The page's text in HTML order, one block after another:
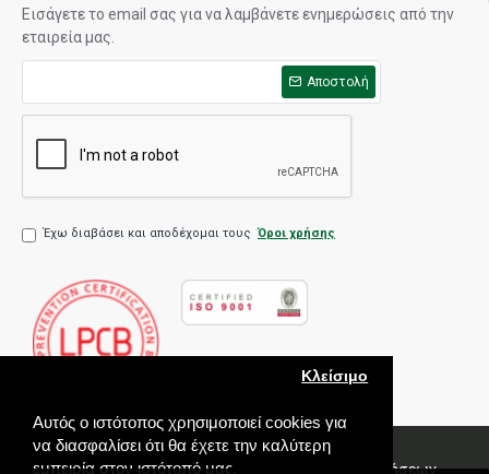
Αυτός ο ιστότοπος χρησιμοποιεί cookies για
να διασφαλίσει ότι θα έχετε την καλύτερη
εμπειρία στον ιστότοπό μας.
Κλείσιμο
Εισάγετε το email σας για να λαμβάνετε ενημερώσεις από την
εταιρεία μας.
Αποστολή
Έχω διαβάσει και αποδέχομαι τους Όροι χρήσης
Πολιτική Ποιότητας Όροι χρήσης Πολιτική Πωλήσεων